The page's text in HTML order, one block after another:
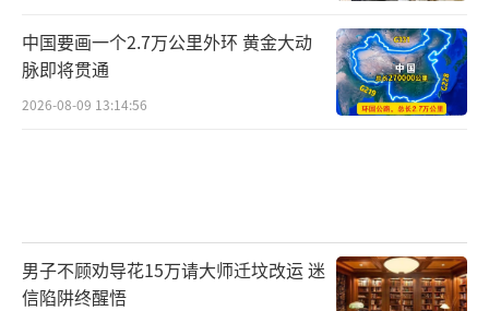
中国要画一个2.7万公里外环 黄金大动
脉即将贯通
2026-08-09 13:14:56
男子不顾劝导花15万请大师迁坟改运 迷
信陷阱终醒悟